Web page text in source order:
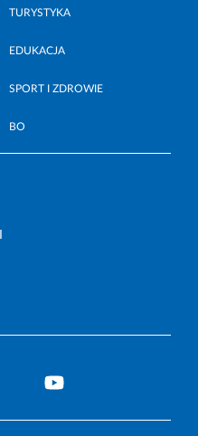
TURYSTYKA
EDUKACJA
SPORT I ZDROWIE
BO